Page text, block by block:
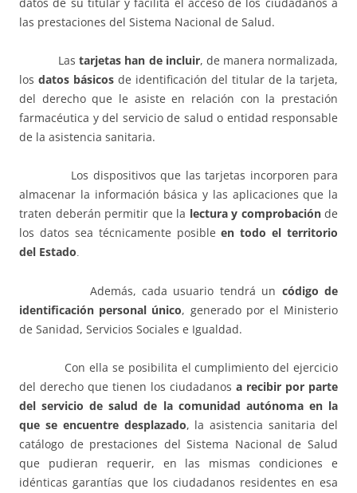
datos de su titular y facilita el acceso de los ciudadanos a
las prestaciones del Sistema Nacional de Salud.
Lastarjetas han de incluir, de manera normalizada,
los datos básicos de identificación del titular de la tarjeta,
del derecho que le asiste en relación con la prestación
farmacéutica y del servicio de salud o entidad responsable
de la asistencia sanitaria.
Los dispositivos que las tarjetas incorporen para
almacenar la información básica y las aplicaciones que la
traten deberán permitir que la lectura y comprobaciónde
los datos sea técnicamente posibleen todo el territorio
del Estado.
Además, cada usuario tendrá un código de
identificación personal único, generado por el Ministerio
de Sanidad, Servicios Sociales e Igualdad.
Con ella se posibilita el cumplimiento del ejercicio
del derecho que tienen los ciudadanos a recibir por parte
del servicio de salud de la comunidad autónoma en la
que se encuentre desplazado, la asistencia sanitaria del
catálogo de prestaciones del Sistema Nacional de Salud
que pudieran requerir, en las mismas condiciones e
idénticas garantías que los ciudadanos residentes en esa